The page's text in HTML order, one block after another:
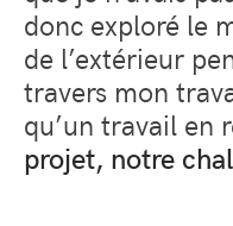
donc exploré le
de l’extérieur
travers mon
qu’un travail en
projet, notre